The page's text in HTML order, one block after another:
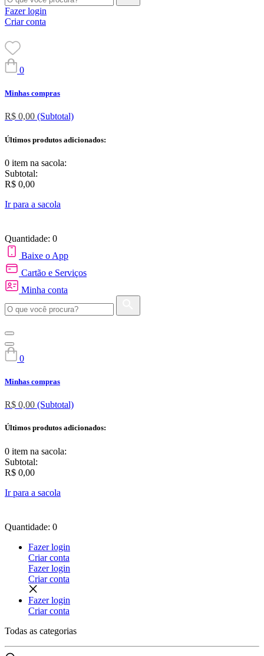
Fazer login
Criar conta
0
Minhas compras
R$ 0,00 (Subtotal)
Últimos produtos adicionados:
0 item na sacola:
Subtotal:
R$ 0,00
Ir para a sacola
Quantidade: 0
Baixe o App
Cartão e Serviços
Minha conta
0
Minhas compras
R$ 0,00 (Subtotal)
Últimos produtos adicionados:
0 item na sacola:
Subtotal:
R$ 0,00
Ir para a sacola
Quantidade: 0
Fazer login
Criar conta
Fazer login
Criar conta
Fazer login
Criar conta
Todas as categorias